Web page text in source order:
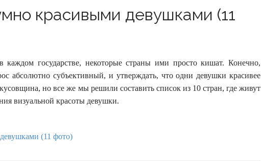
красивыми девушками (11
каждом государстве, некоторые страны ими просто кишат. Конечно,
абсолютно субъективный, и утверждать, что одни девушки красивее
но все же мы решили составить список из 10 стран, где живут
визуальной красоты девушки.